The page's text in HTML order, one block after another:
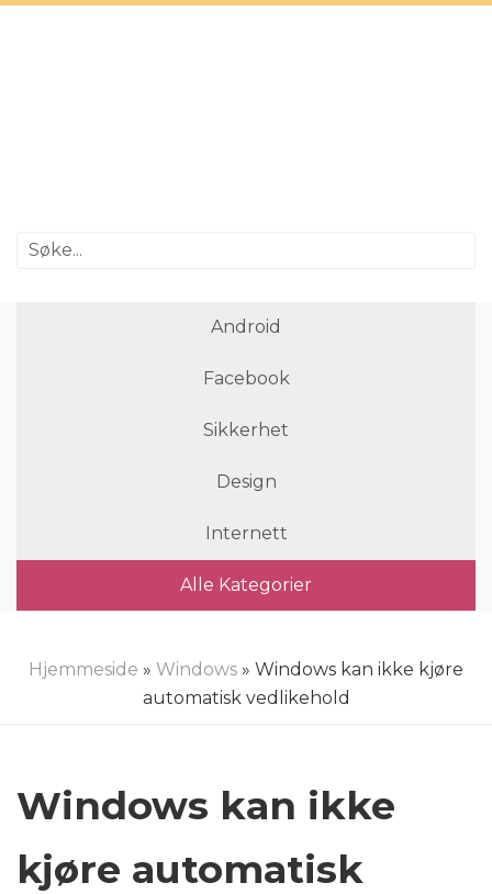
Android
Facebook
Sikkerhet
Design
Internett
Alle Kategorier
Hjemmeside » Windows » Windows kan ikke kjøre
automatisk vedlikehold
Windows kan ikke
kjøre automatisk